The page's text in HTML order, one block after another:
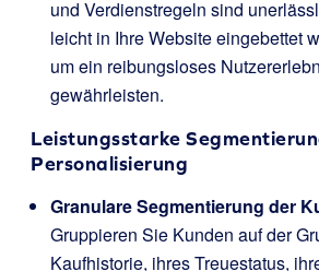
und Verdienstregeln sind
leicht in Ihre Website eingebettet
um ein reibungsloses
gewährleisten.
Leistungsstarke
Personalisierung
Granulare Segmentierung der
Gruppieren Sie Kunden auf der
Kaufhistorie, ihres Treuestatus,